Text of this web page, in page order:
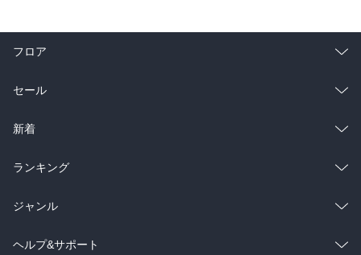
フロア
総合
ラノベ
雑誌・グラビア
BL・TL
セール
総合
ラノベ
雑誌・グラビア
BL・TL
新着
総合
ラノベ
雑誌・グラビア
ランキング
総合
ラノベ
ジャンル
コミック
ヘルプ&サポート